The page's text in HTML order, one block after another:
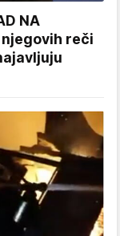
NA
njegovih reči